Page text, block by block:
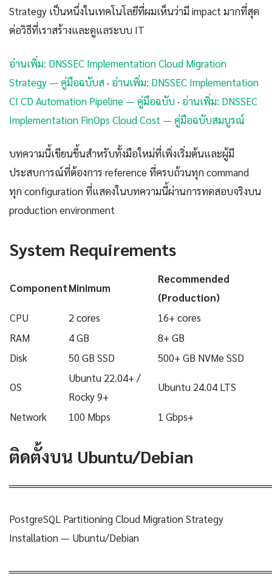
Strategy เป็นหนึ่งในเทคโนโลยีที่ผมเห็นว่ามี impact มากที่สุด
ต่อวิธีที่เราสร้างและดูแลระบบ IT
อ่านเพิ่ม: DNSSEC Implementation Cloud Migration
Strategy — คู่มือฉบับส · อ่านเพิ่ม: DNSSEC Implementation
CI CD Automation Pipeline — คู่มือฉบับ · อ่านเพิ่ม: DNSSEC
Implementation FinOps Cloud Cost — คู่มือฉบับสมบูรณ์
บทความนี้เขียนขึ้นสำหรับทั้งมือใหม่ที่เพิ่งเริ่มต้นและผู้มี
ประสบการณ์ที่ต้องการ reference ที่ครบถ้วนทุก command
ทุก configuration ที่แสดงในบทความนี้ผ่านการทดสอบจริงบน
production environment
System Requirements
ComponentMinimum
Recommended
(Production)
CPU
2 cores
16+ cores
RAM
4 GB
8+ GB
Disk
50 GB SSD 500+ GB NVMe SSD
OS
Ubuntu 22.04+ /
Rocky 9+
Ubuntu 24.04 LTS
Network 100 Mbps 1 Gbps+
ติดตั้งบน Ubuntu/Debian
PostgreSQL Partitioning Cloud Migration Strategy
Installation — Ubuntu/Debian